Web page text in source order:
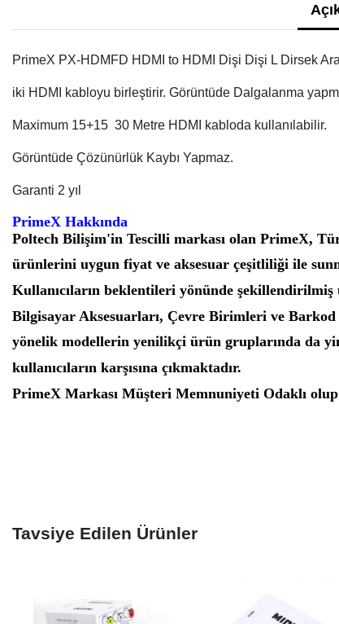
PrimeX PX-HDMFD HDMI to HDMI Dişi Dişi L Dirsek
iki HDMI kabloyu birleştirir. Görüntüde Dalgalanma
Maximum 15+15 30 Metre HDMI kabloda kullanılabilir.
Görüntüde Çözünürlük Kaybı Yapmaz.
Garanti 2 yıl
PrimeX Hakkında
Poltech Bilişim'in Tescilli markası olan PrimeX,
ürünlerini uygun fiyat ve aksesuar çeşitliliği ile
Kullanıcıların beklentileri yönünde
Bilgisayar Aksesuarları, Çevre Birimleri ve
yönelik modellerin yenilikçi ürün gruplarında da
kullanıcıların karşısına çıkmaktadır.
PrimeX Markası Müşteri Memnuniyeti Odaklı
Tavsiye Edilen Ürünler